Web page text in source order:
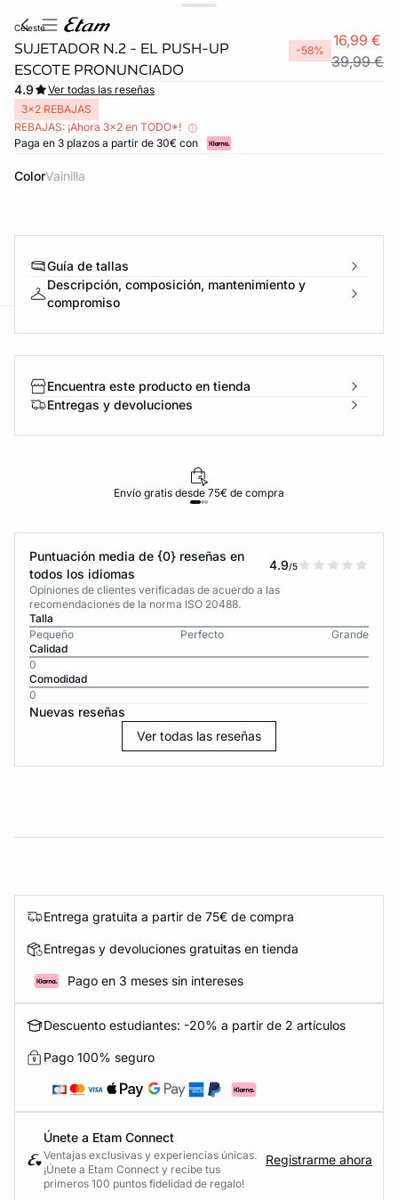
celeste
SUJETADOR N.2 - EL PUSH-UP
ESCOTE PRONUNCIADO
-58%
16,99 €
39,99 €
4.9
Ver todas las reseñas
3x2 REBAJAS
REBAJAS: ¡Ahora 3x2 en TODO*!
Paga en 3 plazos a partir de 30€ con
Color vainilla
Guía de tallas
Descripción, composición, mantenimiento y
compromiso
Encuentra este producto en tienda
Entregas y devoluciones
Envío gratis desde 75€ de compra
Puntuación media de {0} reseñas en
todos los idiomas
4.9/5
Opiniones de clientes verificadas de acuerdo a las
recomendaciones de la norma ISO 20488.
Talla
Pequeño
Perfecto
Grande
Calidad
0
Comodidad
0
Nuevas reseñas
Ver todas las reseñas
Entrega gratuita a partir de 75€ de compra
Entregas y devoluciones gratuitas en tienda
Pago en 3 meses sin intereses
Descuento estudiantes: -20% a partir de 2 artículos
Pago 100% seguro
Únete a Etam Connect
Ventajas exclusivas y experiencias únicas.
¡Únete a Etam Connect y recibe tus
primeros 100 puntos fidelidad de regalo!
Registrarme ahora